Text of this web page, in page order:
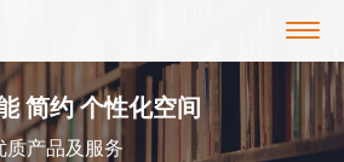
简约 个性化空间
质产品及服务